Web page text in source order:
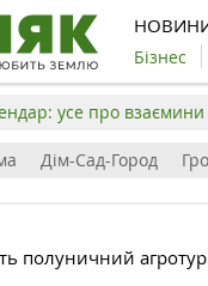
Бізнес
усе про взаємини
Дім-Сад-Город
полуничний